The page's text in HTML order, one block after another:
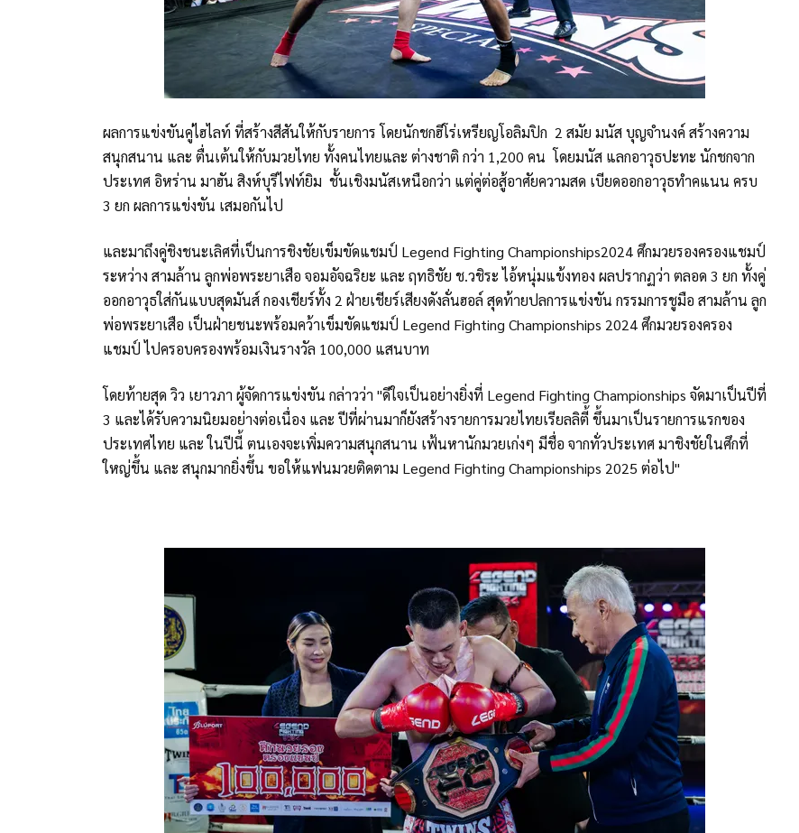
ผลการแข่งขันคู่ไฮไลท์ ที่สร้างสีสันให้กับรายการ โดยนักชกฮีโร่เหรียญโอลิมปิก 2 สมัย มนัส บุญจำนงค์ สร้างความ
สนุกสนาน และ ตื่นเต้นให้กับมวยไทย ทั้งคนไทยและ ต่างชาติ กว่า 1,200 คน โดยมนัส แลกอาวุธปะทะ นักชกจาก
ประเทศ อิหร่าน มาฮัน สิงห์บุรีไฟท์ยิม ชั้นเชิงมนัสเหนือกว่า แต่คู่ต่อสู้อาศัยความสด เบียดออกอาวุธทำคแนน ครบ
3 ยก ผลการแข่งขัน เสมอกันไป
และมาถึงคู่ชิงชนะเลิศที่เป็นการชิงชัยเข็มขัดแชมป์ Legend Fighting Championships2024 ศึกมวยรองครองแชมป์
ระหว่าง สามล้าน ลูกพ่อพระยาเสือ จอมอัจฉริยะ และ ฤทธิชัย ช.วชิระ ไอ้หนุ่มแข้งทอง ผลปรากฏว่า ตลอด 3 ยก ทั้งคู่
ออกอาวุธใส่กันแบบสุดมันส์ กองเชียร์ทั้ง 2 ฝ่ายเชียร์เสียงดังลั่นฮอล์ สุดท้ายปลการแข่งขัน กรรมการชูมือ สามล้าน ลูก
พ่อพระยาเสือ เป็นฝ่ายชนะพร้อมคว้าเข็มขัดแชมป์ Legend Fighting Championships 2024 ศึกมวยรองครอง
แชมป์ ไปครอบครองพร้อมเงินรางวัล 100,000 แสนบาท
โดยท้ายสุด วิว เยาวภา ผู้จัดการแข่งขัน กล่าวว่า "ดีใจเป็นอย่างยิ่งที่ Legend Fighting Championships จัดมาเป็นปีที่
3 และได้รับความนิยมอย่างต่อเนื่อง และ ปีที่ผ่านมาก็ยังสร้างรายการมวยไทยเรียลลิตี้ ขึ้นมาเป็นรายการแรกของ
ประเทศไทย และ ในปีนี้ ตนเองจะเพิ่มความสนุกสนาน เฟ้นหานักมวยเก่งๆ มีชื่อ จากทั่วประเทศ มาชิงชัยในศึกที่
ใหญ่ขึ้น และ สนุกมากยิ่งขึ้น ขอให้แฟนมวยติดตาม Legend Fighting Championships 2025 ต่อไป"